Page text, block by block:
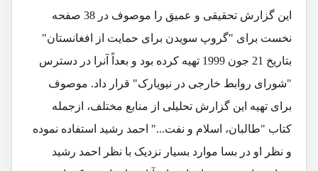
این گزارش تحقیقی و عمیق را موصوف در 38 صفحه
نخست برای "گروپ سویدن برای حمایت از افغانستان"
بتاریخ 21 جون 1999 تهیه کرده بود و بعداً آنرا در دسترس
"شورای روابط خارجی در نیویارک" قرار داد. موصوف
برای تهیه این گزارش تحلیلی از منابع مختلف، ازجمله
کتاب "طالبان، اسلام و نفت..." احمد رشید استفاده نموده
و نظر او در بسا موارد بسیار نزدیک با نظر احمد رشید